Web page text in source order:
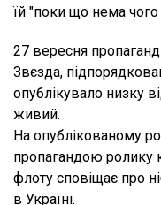
їй "поки що нема
27 вересня
Звєзда,
опублікувало низку
живий.
На опублікованому
пропагандою ролику
флоту сповіщає про
в Україні.